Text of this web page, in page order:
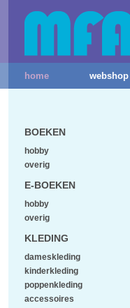
home webshop
BOEKEN
hobby
overig
E-BOEKEN
hobby
overig
KLEDING
dameskleding
kinderkleding
poppenkleding
accessoires